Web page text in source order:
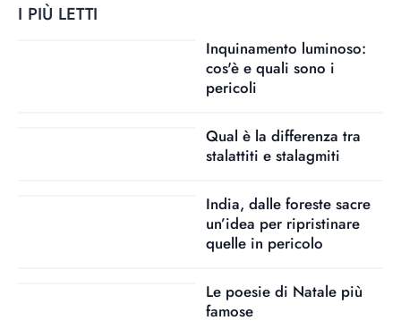
I PIÙ LETTI
Inquinamento luminoso:
cos'è e quali sono i
pericoli
Qual è la differenza tra
stalattiti e stalagmiti
India, dalle foreste sacre
un’idea per ripristinare
quelle in pericolo
Le poesie di Natale più
famose